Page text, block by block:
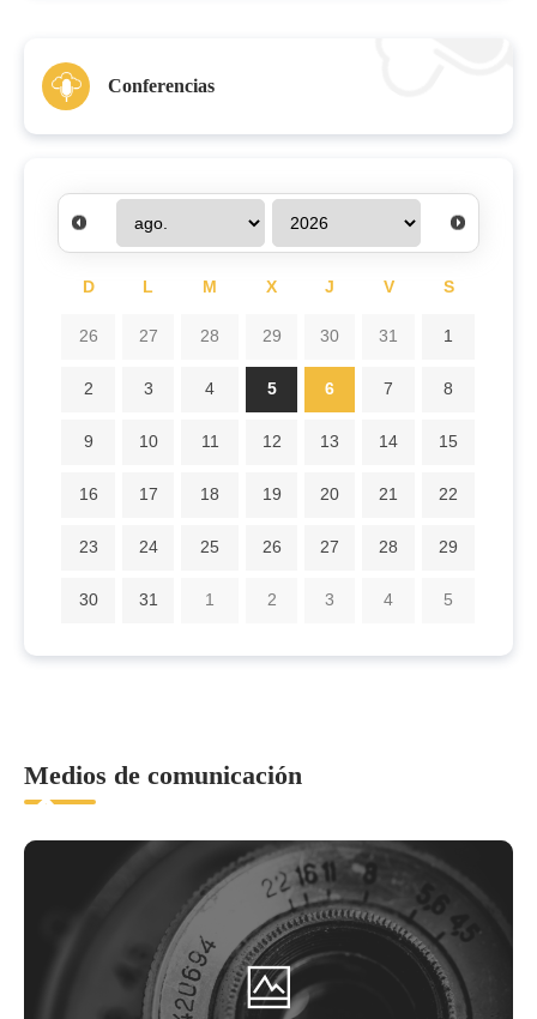
Conferencias
D L M X J V
S
26
27 28 29 30 31
1
2
3 4 5 6 7
8
9
10 11 12 13 14
15
16
17 18 19 20 21
22
23
24 25 26 27 28
29
30
31 1 2 3 4 5
Medios de comunicación